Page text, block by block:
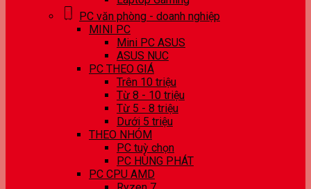
PC văn phòng - doanh nghiệp
MINI PC
Mini PC ASUS
ASUS NUC
PC THEO GIÁ
Trên 10 triệu
Từ 8 - 10 triệu
Từ 5 - 8 triệu
Dưới 5 triệu
THEO NHÓM
PC tuỳ chọn
PC HÙNG PHÁT
PC CPU AMD